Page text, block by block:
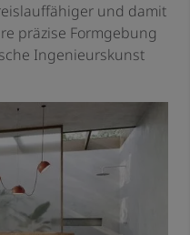
und damit
präzise Formgebung
Ingenieurskunst